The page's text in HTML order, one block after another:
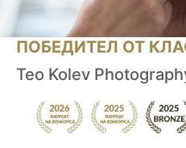
ПОБЕДИТЕЛ ОТ
Teo Kolev